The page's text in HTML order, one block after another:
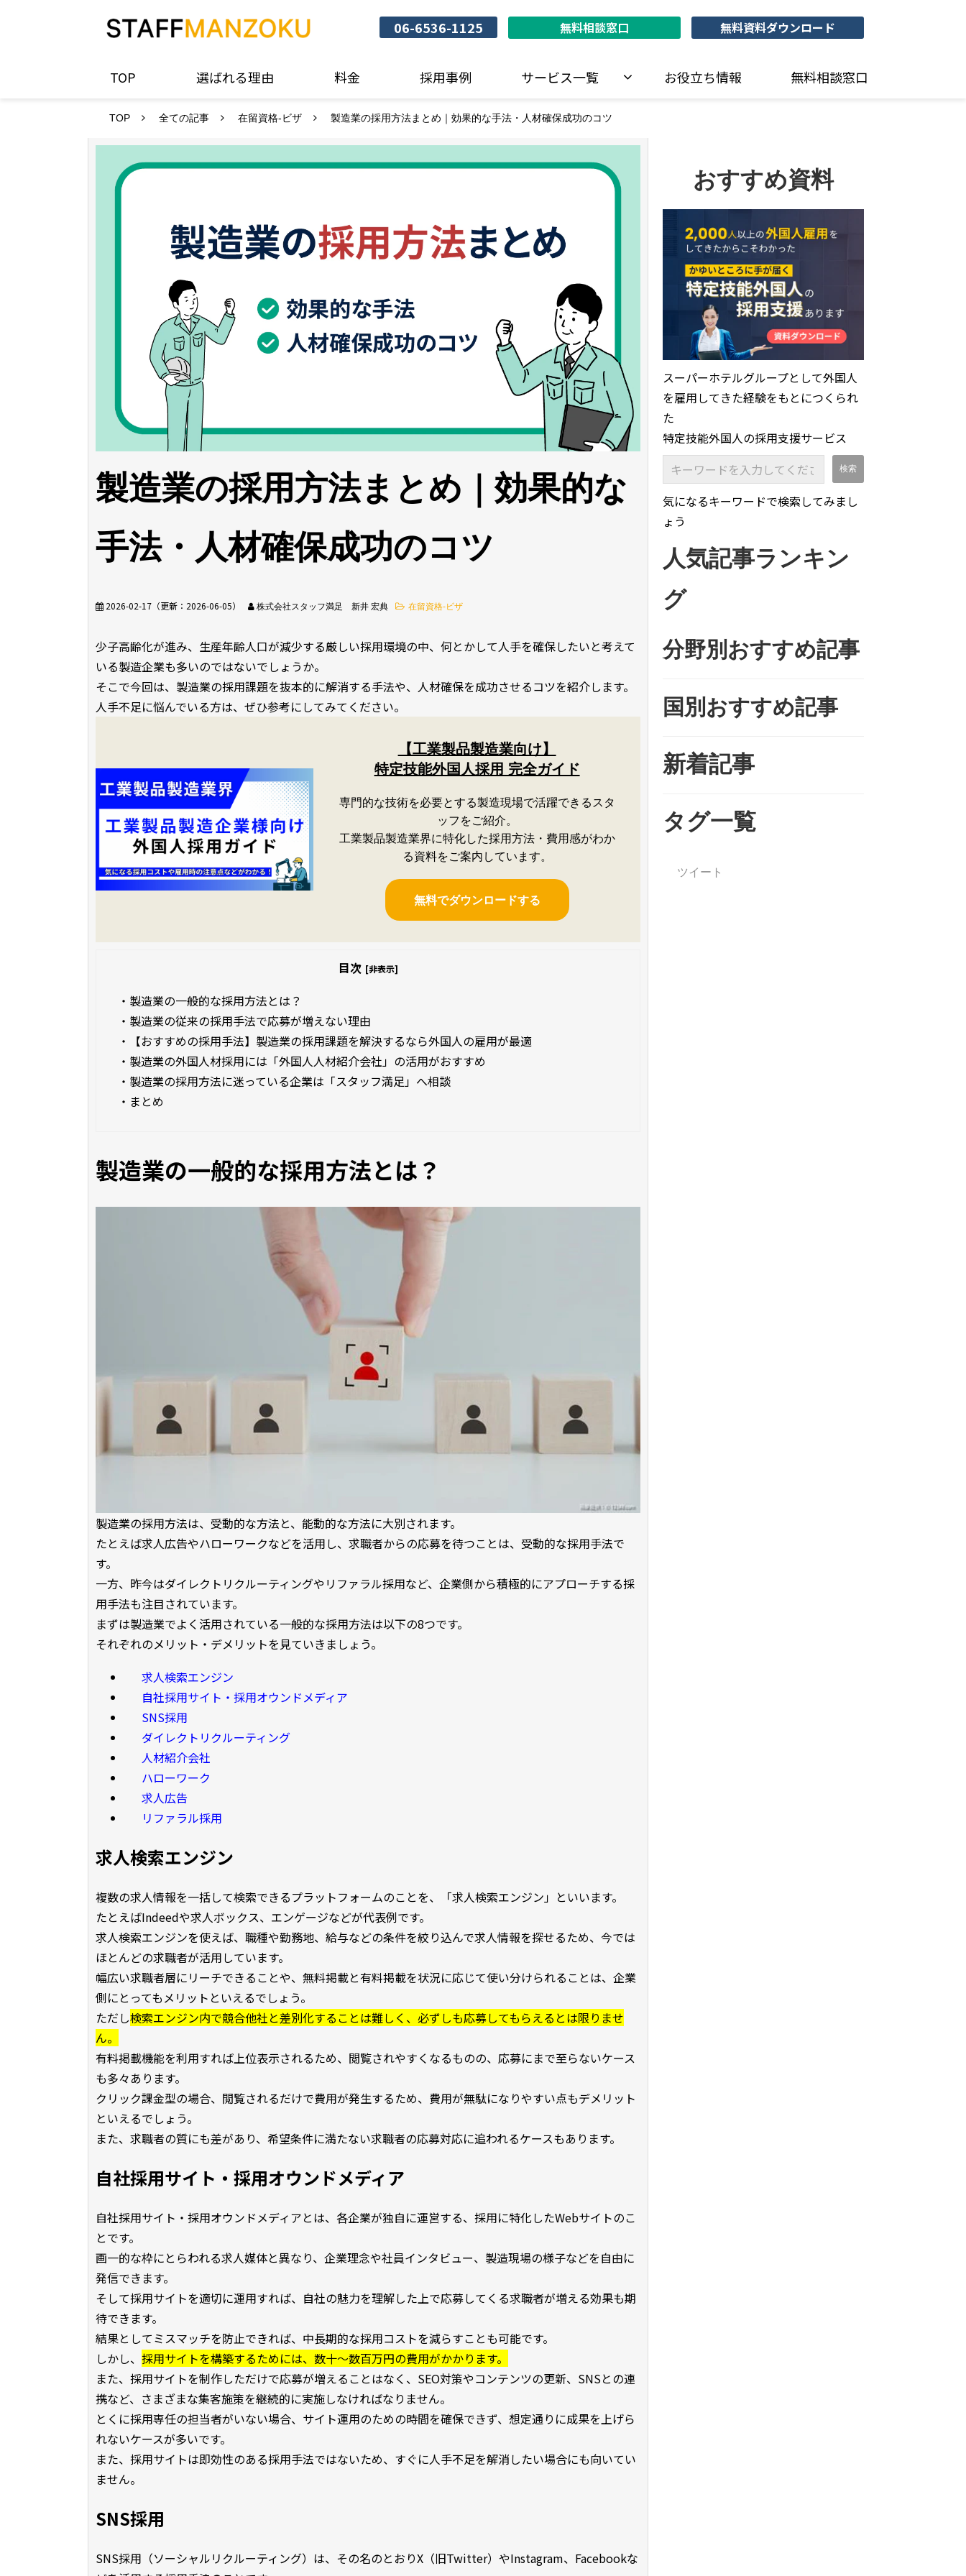
06-6536-1125 無料相談窓口 無料資料ダウンロード
TOP 選ばれる理由 料金 採用事例 サービス一覧 お役立ち情報 無料相談窓口
TOP 全ての記事 在留資格-ビザ 製造業の採用方法まとめ｜効果的な手法・人材確保成功のコツ
製造業の採用方法まとめ｜効果的な
手法・人材確保成功のコツ
2026-02-17 （更新： 2026-06-05） 株式会社スタッフ満足 新井 宏典 在留資格-ビザ
少子高齢化が進み、生産年齢人口が減少する厳しい採用環境の中、何とかして人手を確保したいと考えて
いる製造企業も多いのではないでしょうか。
そこで今回は、製造業の採用課題を抜本的に解消する手法や、人材確保を成功させるコツを紹介します。
人手不足に悩んでいる方は、ぜひ参考にしてみてください。
【工業製品製造業向け】
特定技能外国人採用 完全ガイド
専門的な技術を必要とする製造現場で活躍できるスタ
ッフをご紹介。
工業製品製造業界に特化した採用方法・費用感がわか
る資料をご案内しています。
無料でダウンロードする
目次 [非表示]
・ 製造業の一般的な採用方法とは？
・ 製造業の従来の採用手法で応募が増えない理由
・
【おすすめの採用手法】製造業の採用課題を解決するなら外国人の雇用が最適
・ 製造業の外国人材採用には「外国人人材紹介会社」の活用がおすすめ
・ 製造業の採用方法に迷っている企業は「スタッフ満足」へ相談
・ まとめ
製造業の一般的な採用方法とは？
製造業の採用方法は、受動的な方法と、能動的な方法に大別されます。
たとえば求人広告やハローワークなどを活用し、求職者からの応募を待つことは、受動的な採用手法で
す。
一方、昨今はダイレクトリクルーティングやリファラル採用など、企業側から積極的にアプローチする採
用手法も注目されています。
まずは製造業でよく活用されている一般的な採用方法は以下の8つです。
それぞれのメリット・デメリットを見ていきましょう。
求人検索エンジン
自社採用サイト・採用オウンドメディア
SNS採用
ダイレクトリクルーティング
人材紹介会社
ハローワーク
求人広告
リファラル採用
求人検索エンジン
複数の求人情報を一括して検索できるプラットフォームのことを、「求人検索エンジン」といいます。
たとえばIndeedや求人ボックス、エンゲージなどが代表例です。
求人検索エンジンを使えば、職種や勤務地、給与などの条件を絞り込んで求人情報を探せるため、今では
ほとんどの求職者が活用しています。
幅広い求職者層にリーチできることや、無料掲載と有料掲載を状況に応じて使い分けられることは、企業
側にとってもメリットといえるでしょう。
ただし検索エンジン内で競合他社と差別化することは難しく、必ずしも応募してもらえるとは限りませ
ん。
有料掲載機能を利用すれば上位表示されるため、閲覧されやすくなるものの、応募にまで至らないケース
も多々あります。
クリック課金型の場合、閲覧されるだけで費用が発生するため、費用が無駄になりやすい点もデメリット
といえるでしょう。
また、求職者の質にも差があり、希望条件に満たない求職者の応募対応に追われるケースもあります。
自社採用サイト・採用オウンドメディア
自社採用サイト・採用オウンドメディアとは、各企業が独自に運営する、採用に特化したWebサイトのこ
とです。
画一的な枠にとらわれる求人媒体と異なり、企業理念や社員インタビュー、製造現場の様子などを自由に
発信できます。
そして採用サイトを適切に運用すれば、自社の魅力を理解した上で応募してくる求職者が増える効果も期
待できます。
結果としてミスマッチを防止できれば、中長期的な採用コストを減らすことも可能です。
しかし、 採用サイトを構築するためには、数十〜数百万円の費用がかかります。
また、採用サイトを制作しただけで応募が増えることはなく、SEO対策やコンテンツの更新、SNSとの連
携など、さまざまな集客施策を継続的に実施しなければなりません。
とくに採用専任の担当者がいない場合、サイト運用のための時間を確保できず、想定通りに成果を上げら
れないケースが多いです。
また、採用サイトは即効性のある採用手法ではないため、すぐに人手不足を解消したい場合にも向いてい
ません。
SNS採用
SNS採用（ソーシャルリクルーティング）は、その名のとおりX（旧Twitter）やInstagram、Facebookな
おすすめ資料
スーパーホテルグループとして外国人
を雇用してきた経験をもとにつくられ
た
特定技能外国人の採用支援サービス
気になるキーワードで検索してみまし
ょう
人気記事ランキン
グ
分野別おすすめ記事
国別おすすめ記事
新着記事
タグ一覧
ツイート